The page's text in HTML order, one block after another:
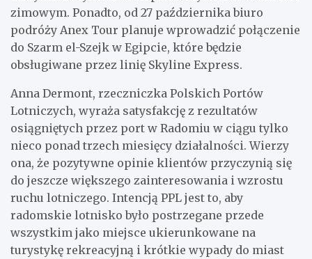
zimowym. Ponadto, od 27 października biuro
podróży Anex Tour planuje wprowadzić połączenie
do Szarm el-Szejk w Egipcie, które będzie
obsługiwane przez linię Skyline Express.
Anna Dermont, rzeczniczka Polskich Portów
Lotniczych, wyraża satysfakcję z rezultatów
osiągniętych przez port w Radomiu w ciągu tylko
nieco ponad trzech miesięcy działalności. Wierzy
ona, że pozytywne opinie klientów przyczynią się
do jeszcze większego zainteresowania i wzrostu
ruchu lotniczego. Intencją PPL jest to, aby
radomskie lotnisko było postrzegane przede
wszystkim jako miejsce ukierunkowane na
turystykę rekreacyjną i krótkie wypady do miast